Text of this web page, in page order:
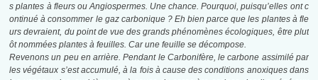
s plantes à fleurs ou Angiospermes. Unechance. Pourquoi, puisqu’elles ont c
ontinué à consommer le gaz carbonique ? Eh bienparce que les plantes à fle
urs devraient, du point de vue des grands phénomènes écologiques, être plut
ôt nommées plantes à feuilles. Car une feuille se décompose.
Revenons un peu en arrière. Pendant le Carbonifère, le carbone assimilé par
les végétaux s’est accumulé, à la fois à cause des conditions anoxiques dans